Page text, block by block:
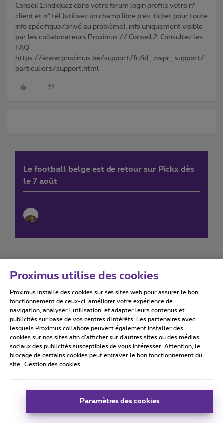
Conseil 1:Indiquez dans votre forum login profile votre n°
client et n° tél (utilisez un champ libre p.ex. ticket pour toute
info spécifique/privé au problème), info uniquement visible
par les collaborateurs Proximus // Conseil 2: Consultez les
FAQ
https://www.proximus.be/support/fr/id_zwpr_support/
particuliers/support.html
Le football belge est de retour sur Pickx dès
le 7 août
Conditions d'utilisation Accessibility statement
Tous droits réservés. © 2026 Proximus
Conditions générales, info consommateur
Coordonnées de l’entreprise
Boulevard du Roi Albert II 27 - B-1030 Bruxelles.
Proximus utilise des cookies
Proximus installe des cookies sur ses sites web pour assurer le bon
fonctionnement de ceux-ci, améliorer votre expérience de
navigation, analyser l’utilisation, et adapter leurs contenus et
publicités sur base de vos centres d’intérêts. Les partenaires avec
lesquels Proximus collabore peuvent également installer des
cookies sur nos sites afin d’afficher sur d'autres sites ou des médias
sociaux des publicités susceptibles de vous intéresser. Attention, le
blocage de certains cookies peut entraver le bon fonctionnement du
site.
Gestion des cookies
Paramètres des cookies